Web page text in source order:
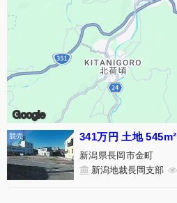
Google
341万円 土地 545m²
新潟県長岡市金町
新潟地裁長岡支部